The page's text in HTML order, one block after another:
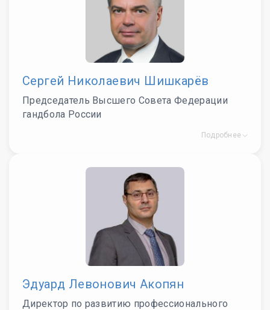
Сергей Николаевич Шишкарёв
Председатель Высшего Совета Федерации
гандбола России
Подробнее
Эдуард Левонович Акопян
Директор по развитию профессионального